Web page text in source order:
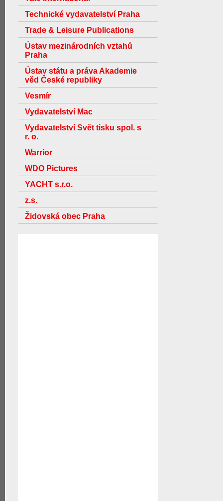
Technické vydavatelství Praha
Trade & Leisure Publications
Ústav mezinárodních vztahů
Praha
Ústav státu a práva Akademie
věd České republiky
Vesmír
Vydavatelství Mac
Vydavatelství Svět tisku spol. s
r. o.
Warrior
WDO Pictures
YACHT s.r.o.
z.s.
Židovská obec Praha